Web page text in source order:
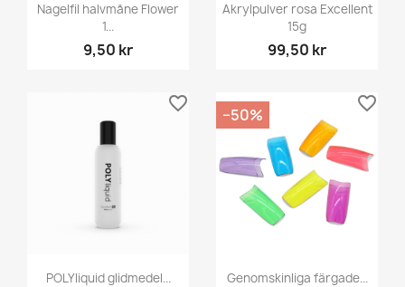
Nagelfil halvmåne Flower
1...
9,50 kr
Akrylpulver rosa Excellent
15g
99,50 kr
POLYliquid glidmedel...
favorite_border
Genomskinliga färgade...
−50%
favorite_border